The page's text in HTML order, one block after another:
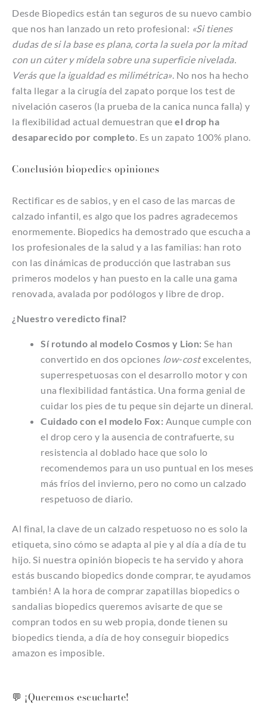
Desde Biopedics están tan seguros de su nuevo cambio
que nos han lanzado un reto profesional: «Si tienes
dudas de si la base es plana, corta la suela por la mitad
con un cúter y mídela sobre una superficie nivelada.
Verás que la igualdad es milimétrica». No nos ha hecho
falta llegar a la cirugía del zapato porque los test de
nivelación caseros (la prueba de la canica nunca falla) y
la flexibilidad actual demuestran que el drop ha
desaparecido por completo. Es un zapato 100% plano.
Conclusión biopedics opiniones
Rectificar es de sabios, y en el caso de las marcas de
calzado infantil, es algo que los padres agradecemos
enormemente. Biopedics ha demostrado que escucha a
los profesionales de la salud y a las familias: han roto
con las dinámicas de producción que lastraban sus
primeros modelos y han puesto en la calle una gama
renovada, avalada por podólogos y libre de drop.
¿Nuestro veredicto final?
Sí rotundo al modelo Cosmos y Lion: Se han
convertido en dos opciones low-costexcelentes,
superrespetuosas con el desarrollo motor y con
una flexibilidad fantástica. Una forma genial de
cuidar los pies de tu peque sin dejarte un dineral.
Cuidado con el modelo Fox: Aunque cumple con
el drop cero y la ausencia de contrafuerte, su
resistencia al doblado hace que solo lo
recomendemos para un uso puntual en los meses
más fríos del invierno, pero no como un calzado
respetuoso de diario.
Al final, la clave de un calzado respetuoso no es solo la
etiqueta, sino cómo se adapta al pie y al día a día de tu
hijo. Si nuestra opinión biopecis te ha servido y ahora
estás buscando biopedics donde comprar, te ayudamos
también! A la hora de comprar zapatillas biopedics o
sandalias biopedics queremos avisarte de que se
compran todos en su web propia, donde tienen su
biopedics tienda, a día de hoy conseguir biopedics
amazon es imposible.
💬 ¡Queremos escucharte!